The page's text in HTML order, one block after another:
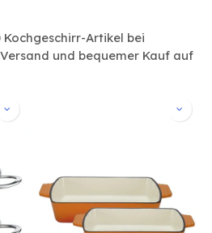
Kochgeschirr-Artikel bei
und bequemer Kauf auf